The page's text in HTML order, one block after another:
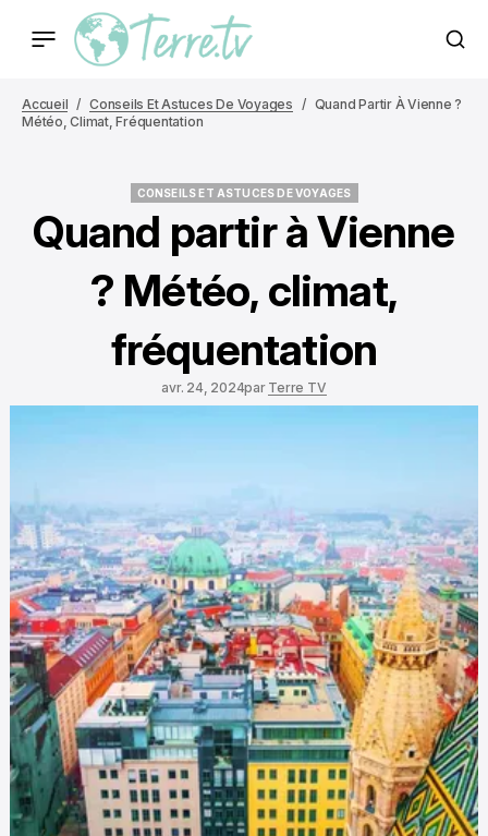
Accueil Conseils Et Astuces De Voyages
Quand Partir À Vienne ?
Météo, Climat, Fréquentation
CONSEILS ET ASTUCES DE VOYAGES
Quand partir à Vienne
? Météo, climat,
fréquentation
avr. 24, 2024par Terre TV